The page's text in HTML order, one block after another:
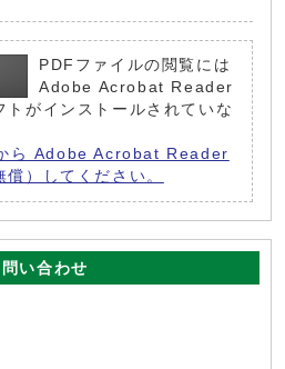
PDFファイルの閲覧には
Adobe Acrobat Reader
トがインストールされていな
ら Adobe Acrobat Reader
）してください。
い合わせ